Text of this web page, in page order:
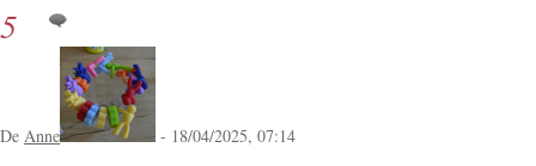
5
De Anne - 18/04/2025, 07:14